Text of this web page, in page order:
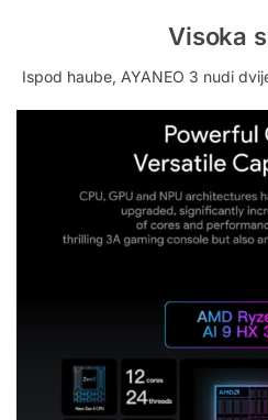
Visoka
Ispod haube, AYANEO 3 nudi